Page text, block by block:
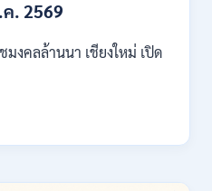
. 2569
งคลล้านนา เชียงใหม่ เปิด